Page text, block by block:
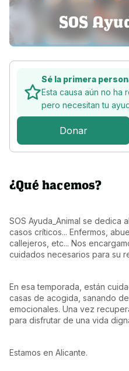
SOS
Sé la primera
Esta causa aún no ha
pero necesitan tu
Donar
¿Qué hacemos?
SOS Ayuda_Animal se dedica
casos críticos... Enfermos,
callejeros, etc... Nos
cuidados necesarios para su
En esa temporada, están
casas de acogida, sanando
emocionales. Una vez
para disfrutar de una vida
Estamos en Alicante.